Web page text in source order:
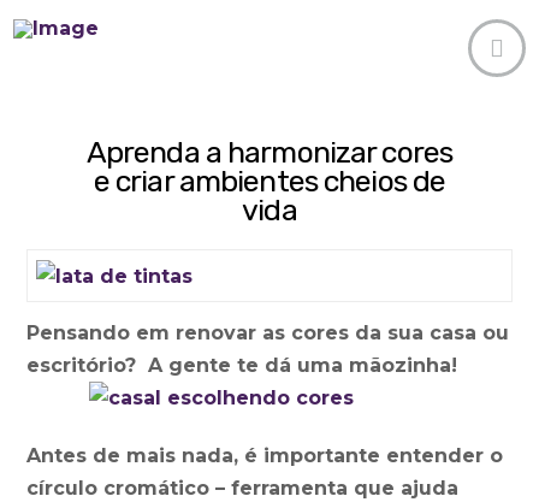
Aprenda a harmonizar cores
e criar ambientes cheios de
vida
Pensando em renovar as cores da sua casa ou
escritório? A gente te dá uma mãozinha!
Antes de mais nada, é importante entender o
círculo cromático – ferramenta que ajuda